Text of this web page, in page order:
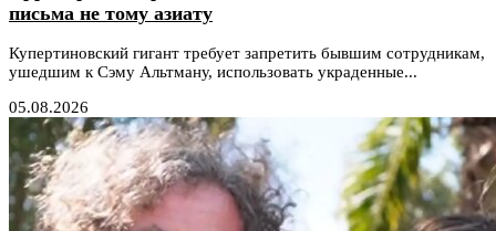
письма не тому азиату
Купертиновский гигант требует запретить бывшим сотрудникам,
ушедшим к Сэму Альтману, использовать украденные...
05.08.2026